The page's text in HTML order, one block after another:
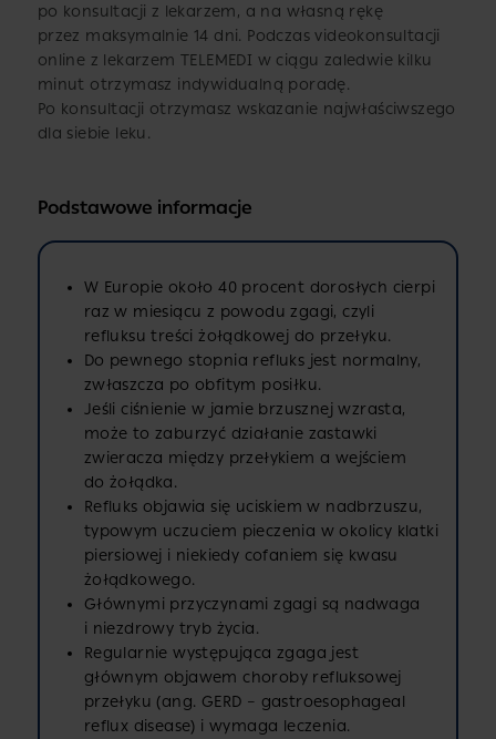
po konsultacji z lekarzem, a na własną rękę
przez maksymalnie 14 dni. Podczas videokonsultacji
online z lekarzem TELEMEDI w ciągu zaledwie kilku
minut otrzymasz indywidualną poradę.
Po konsultacji otrzymasz wskazanie najwłaściwszego
dla siebie leku.
Podstawowe informacje
W Europie około 40 procent dorosłych cierpi
raz w miesiącu z powodu zgagi, czyli
refluksu treści żołądkowej do przełyku.
Do pewnego stopnia refluks jest normalny,
zwłaszcza po obfitym posiłku.
Jeśli ciśnienie w jamie brzusznej wzrasta,
może to zaburzyć działanie zastawki
zwieracza między przełykiem a wejściem
do żołądka.
Refluks objawia się uciskiem w nadbrzuszu,
typowym uczuciem pieczenia w okolicy klatki
piersiowej i niekiedy cofaniem się kwasu
żołądkowego.
Głównymi przyczynami zgagi są nadwaga
i niezdrowy tryb życia.
Regularnie występująca zgaga jest
głównym objawem choroby refluksowej
przełyku (ang. GERD – gastroesophageal
reflux disease) i wymaga leczenia.